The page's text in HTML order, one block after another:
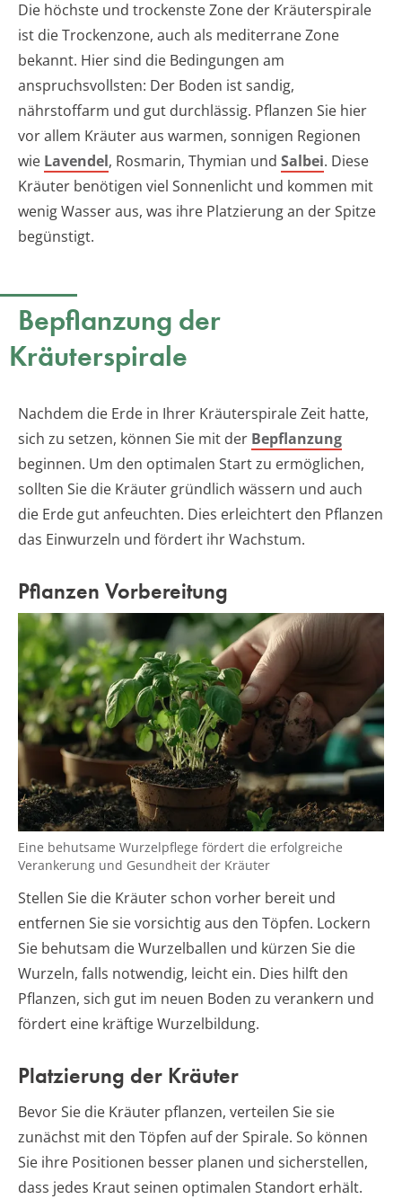
Die höchste und trockenste Zone der Kräuterspirale
ist die Trockenzone, auch als mediterrane Zone
bekannt. Hier sind die Bedingungen am
anspruchsvollsten: Der Boden ist sandig,
nährstoffarm und gut durchlässig. Pflanzen Sie hier
vor allem Kräuter aus warmen, sonnigen Regionen
wie Lavendel, Rosmarin, Thymian und Salbei. Diese
Kräuter benötigen viel Sonnenlicht und kommen mit
wenig Wasser aus, was ihre Platzierung an der Spitze
begünstigt.
Bepflanzung der
Kräuterspirale
Nachdem die Erde in Ihrer Kräuterspirale Zeit hatte,
sich zu setzen, können Sie mit der Bepflanzung
beginnen. Um den optimalen Start zu ermöglichen,
sollten Sie die Kräuter gründlich wässern und auch
die Erde gut anfeuchten. Dies erleichtert den Pflanzen
das Einwurzeln und fördert ihr Wachstum.
Pflanzen Vorbereitung
Eine behutsame Wurzelpflege fördert die erfolgreiche
Verankerung und Gesundheit der Kräuter
Stellen Sie die Kräuter schon vorher bereit und
entfernen Sie sie vorsichtig aus den Töpfen. Lockern
Sie behutsam die Wurzelballen und kürzen Sie die
Wurzeln, falls notwendig, leicht ein. Dies hilft den
Pflanzen, sich gut im neuen Boden zu verankern und
fördert eine kräftige Wurzelbildung.
Platzierung der Kräuter
Bevor Sie die Kräuter pflanzen, verteilen Sie sie
zunächst mit den Töpfen auf der Spirale. So können
Sie ihre Positionen besser planen und sicherstellen,
dass jedes Kraut seinen optimalen Standort erhält.